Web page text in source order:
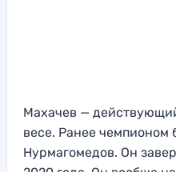
Махачев —
весе. Ранее чемпионом
Нурмагомедов. Он